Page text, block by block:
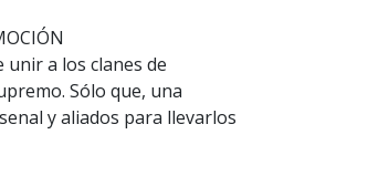
unir a los clanes de
Sólo que, una
y aliados para llevarlos